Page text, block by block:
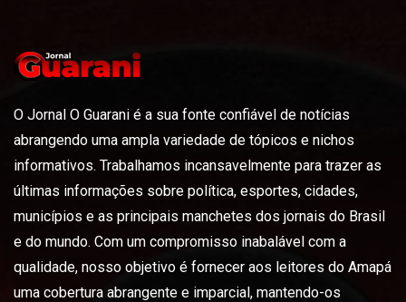
O Jornal O Guarani é a sua fonte confiável de notícias
abrangendo uma ampla variedade de tópicos e nichos
informativos. Trabalhamos incansavelmente para trazer as
últimas informações sobre política, esportes, cidades,
municípios e as principais manchetes dos jornais do Brasil
e do mundo. Com um compromisso inabalável com a
qualidade, nosso objetivo é fornecer aos leitores do Amapá
uma cobertura abrangente e imparcial, mantendo-os